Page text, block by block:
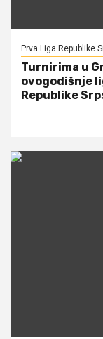
Prva Liga Republike
Turnirima u
ovogodišnje
Republike